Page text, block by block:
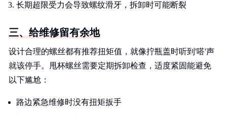
长期超限受力会导致螺纹滑牙，拆卸时可能断裂
三、给维修留有余地
设计合理的螺丝都有推荐扭矩值，就像拧瓶盖时听到'嗒'声
就该停手。甩杯螺丝需要定期拆卸检查，适度紧固能避免
以下尴尬：
路边紧急维修时没有扭矩扳手